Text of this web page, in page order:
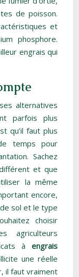
de poisson.
et
phosphore.
engrais qui
alternatives
parfois plus
qu’il faut plus
temps pour
Sachez
et que
la même
encore,
sol et le type
choisir
agriculteurs
à engrais
une réelle
il faut vraiment